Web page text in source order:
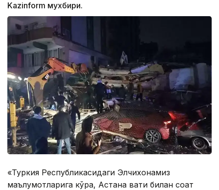
Kazinform мухбири.
«Туркия Республикасидаги Элчихонамиз
маълумотларига кўра, Астана вақти билан соат